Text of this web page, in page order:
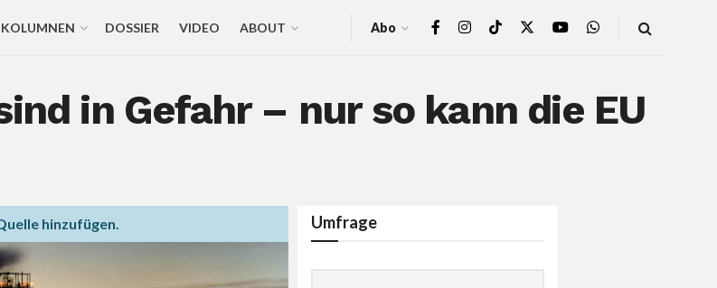
KOLUMNEN DOSSIER VIDEO ABOUT Abo
in Gefahr – nur so kann die EU
hinzufügen. Umfrage